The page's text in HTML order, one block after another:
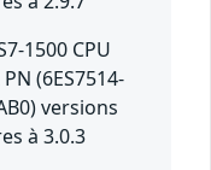
1500 CPU
(6ES7514-
versions
à 3.0.3